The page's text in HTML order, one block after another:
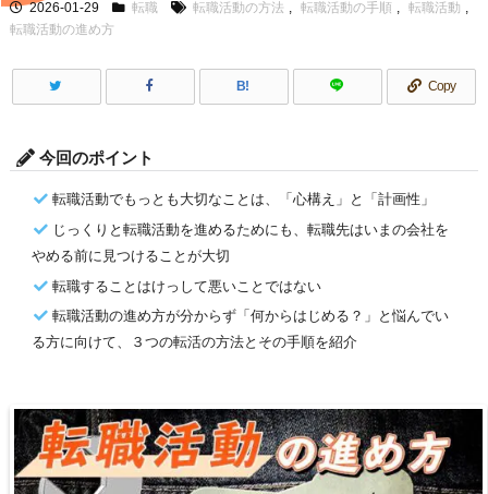
2026-01-29 転職 転職活動の方法 転職活動の手順 転職活動
転職活動の進め方
B! Copy
今回のポイント
転職活動でもっとも大切なことは、「心構え」と「計画性」
じっくりと転職活動を進めるためにも、転職先はいまの会社を
やめる前に見つけることが大切
転職することはけっして悪いことではない
転職活動の進め方が分からず「何からはじめる？」と悩んでい
る方に向けて、３つの転活の方法とその手順を紹介